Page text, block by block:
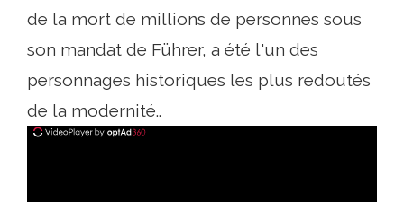
de la mort de millions de personnes sous
son mandat de Führer, a été l'un des
personnages historiques les plus redoutés
de la modernité..